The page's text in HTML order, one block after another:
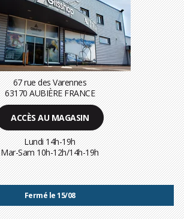
67 rue des Varennes
63170 AUBIÈRE FRANCE
ACCÈS AU MAGASIN
Lundi 14h-19h
Mar-Sam 10h-12h/14h-19h
Fermé le 15/08